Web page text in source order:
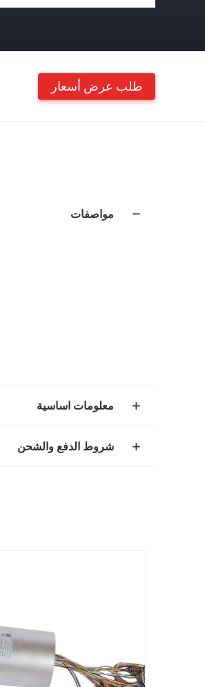
طلب عرض أسعار
مواصفات
معلومات اساسية
شروط الدفع والشحن